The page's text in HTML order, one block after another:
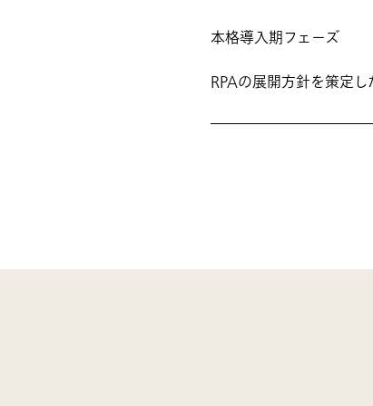
本格導入期フェーズ
RPAの展開方針を策定